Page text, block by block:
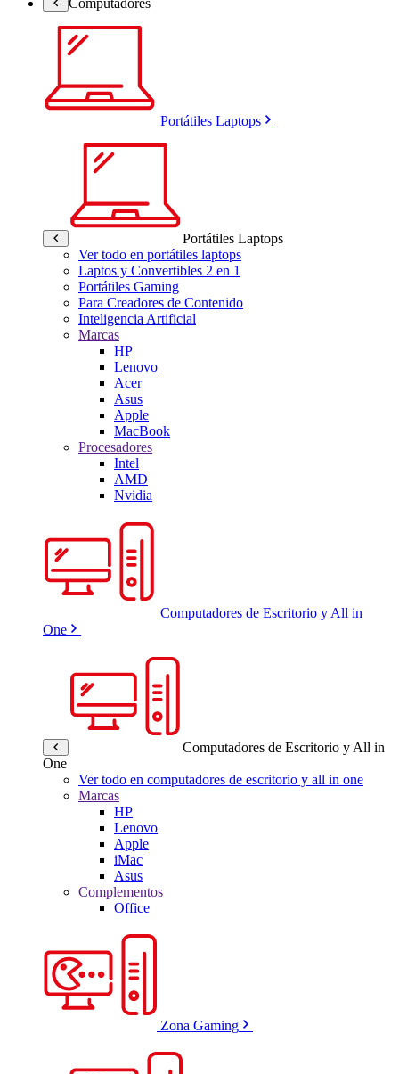
Portátiles Laptops
Portátiles Laptops
Ver todo en portátiles laptops
Laptos y Convertibles 2 en 1
Portátiles Gaming
Para Creadores de Contenido
Inteligencia Artificial
Marcas
HP
Lenovo
Acer
Asus
Apple
MacBook
Procesadores
Intel
AMD
Nvidia
Computadores de Escritorio y All in
One
Computadores de Escritorio y All in
One
Ver todo en computadores de escritorio y all in one
Marcas
HP
Lenovo
Apple
iMac
Asus
Complementos
Office
Zona Gaming